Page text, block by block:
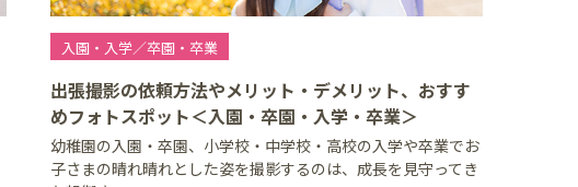
入園・入学／卒園・卒業
出張撮影の依頼方法やメリット・デメリット、おすす
めフォトスポット＜入園・卒園・入学・卒業＞
幼稚園の入園・卒園、小学校・中学校・高校の入学や卒業でお
子さまの晴れ晴れとした姿を撮影するのは、成長を見守ってき